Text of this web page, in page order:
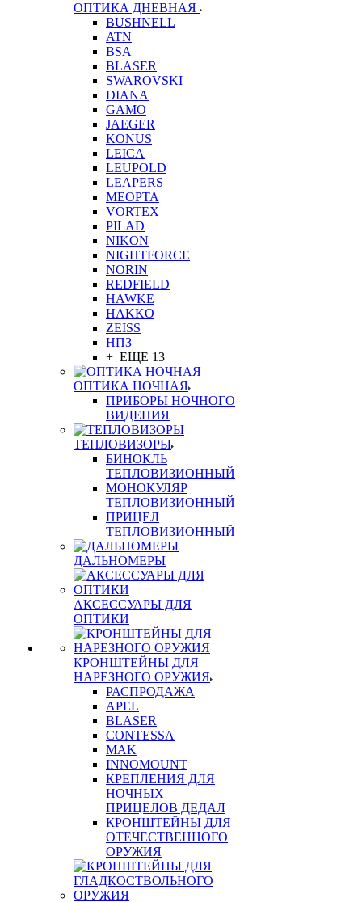
ОПТИКА ДНЕВНАЯ
BUSHNELL
ATN
BSA
BLASER
SWAROVSKI
DIANA
GAMO
JAEGER
KONUS
LEICA
LEUPOLD
LEAPERS
MEOPTA
VORTEX
PILAD
NIKON
NIGHTFORCE
NORIN
REDFIELD
HAWKE
HAKKO
ZEISS
НПЗ
+ ЕЩЕ 13
ОПТИКА НОЧНАЯ
ПРИБОРЫ НОЧНОГО
ВИДЕНИЯ
ТЕПЛОВИЗОРЫ
БИНОКЛЬ
ТЕПЛОВИЗИОННЫЙ
МОНОКУЛЯР
ТЕПЛОВИЗИОННЫЙ
ПРИЦЕЛ
ТЕПЛОВИЗИОННЫЙ
ДАЛЬНОМЕРЫ
АКСЕССУАРЫ ДЛЯ
ОПТИКИ
КРОНШТЕЙНЫ ДЛЯ
НАРЕЗНОГО ОРУЖИЯ
РАСПРОДАЖА
APEL
BLASER
CONTESSA
MAK
INNOMOUNT
КРЕПЛЕНИЯ ДЛЯ
НОЧНЫХ
ПРИЦЕЛОВ ДЕДАЛ
КРОНШТЕЙНЫ ДЛЯ
ОТЕЧЕСТВЕННОГО
ОРУЖИЯ